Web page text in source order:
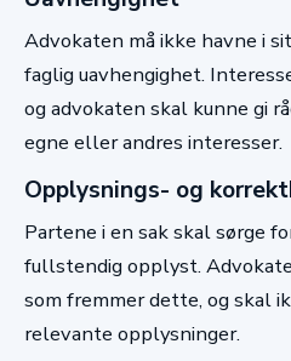
Advokaten må ikke havne i
faglig uavhengighet.
og advokaten skal kunne gi
egne eller andres interesser.
Opplysnings- og
Partene i en sak skal sørge
fullstendig opplyst.
som fremmer dette, og skal
relevante opplysninger.